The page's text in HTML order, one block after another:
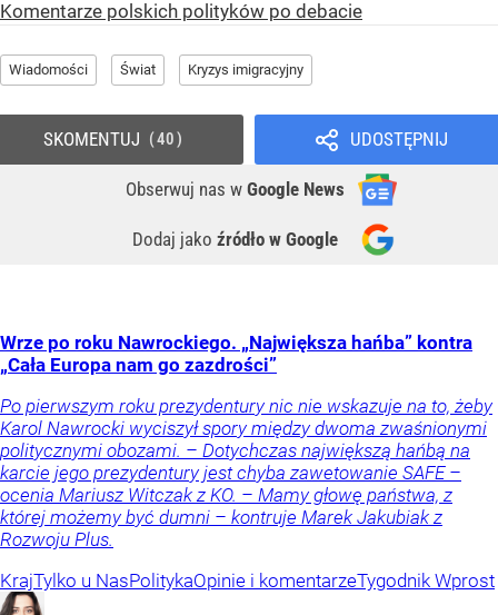
Komentarze polskich polityków po debacie
Wiadomości Świat Kryzys imigracyjny
UDOSTĘPNIJ
Obserwuj nas w Google News
Dodaj jako źródło w Google
SKOMENTUJ 40
Wrze po roku Nawrockiego. „Największa hańba” kontra
„Cała Europa nam go zazdrości”
Po pierwszym roku prezydentury nic nie wskazuje na to, żeby
Karol Nawrocki wyciszył spory między dwoma zwaśnionymi
politycznymi obozami. – Dotychczas największą hańbą na
karcie jego prezydentury jest chyba zawetowanie SAFE –
ocenia Mariusz Witczak z KO. – Mamy głowę państwa, z
której możemy być dumni – kontruje Marek Jakubiak z
Rozwoju Plus.
KrajTylko u NasPolitykaOpinie i komentarzeTygodnik Wprost